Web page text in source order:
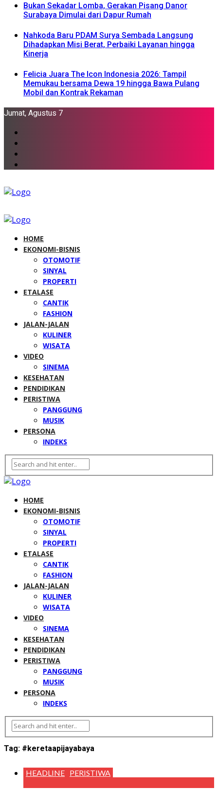
Bukan Sekadar Lomba, Gerakan Pisang Danor
Surabaya Dimulai dari Dapur Rumah
Nahkoda Baru PDAM Surya Sembada Langsung
Dihadapkan Misi Berat, Perbaiki Layanan hingga
Kinerja
Felicia Juara The Icon Indonesia 2026: Tampil
Memukau bersama Dewa 19 hingga Bawa Pulang
Mobil dan Kontrak Rekaman
Jumat, Agustus 7
HOME
EKONOMI-BISNIS
OTOMOTIF
SINYAL
PROPERTI
ETALASE
CANTIK
FASHION
JALAN-JALAN
KULINER
WISATA
VIDEO
SINEMA
KESEHATAN
PENDIDIKAN
PERISTIWA
PANGGUNG
MUSIK
PERSONA
INDEKS
HOME
EKONOMI-BISNIS
OTOMOTIF
SINYAL
PROPERTI
ETALASE
CANTIK
FASHION
JALAN-JALAN
KULINER
WISATA
VIDEO
SINEMA
KESEHATAN
PENDIDIKAN
PERISTIWA
PANGGUNG
MUSIK
PERSONA
INDEKS
Tag: #keretaapijayabaya
HEADLINE PERISTIWA